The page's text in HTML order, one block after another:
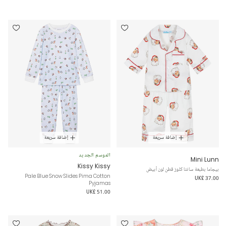
إضافة سريعة
Mini Lunn
بيجاما بطبعة سانتا كلوز قطن لون أبيض
UK£ 37.00
إضافة سريعة
الموسم الجديد
Kissy Kissy
Pale Blue Snow Slides Pima Cotton
Pyjamas
UK£ 51.00